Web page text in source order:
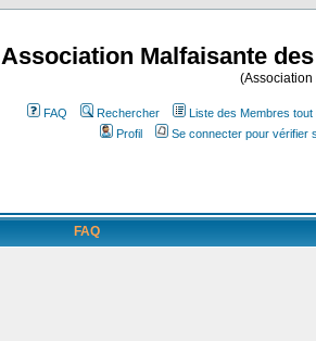
Association Malfaisante
FAQ Rechercher Liste des Membres tout
Profil
Se connecter pour vérifier
FAQ